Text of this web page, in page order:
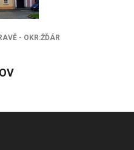
- OKR:ŽĎÁR